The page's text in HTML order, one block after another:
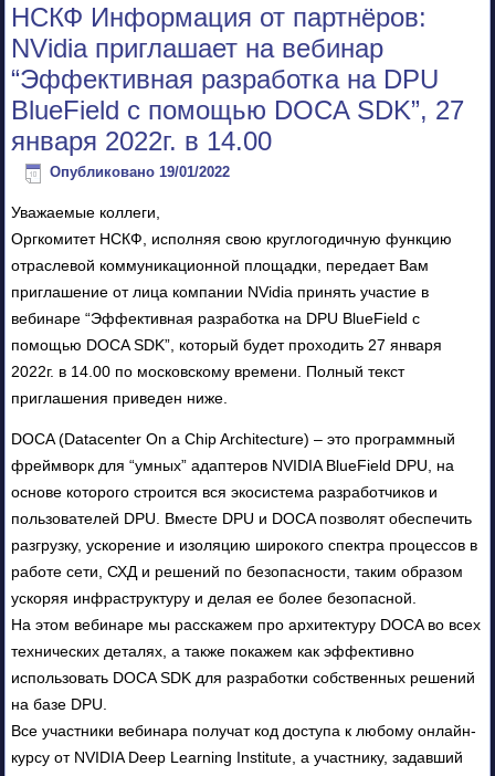
НСКФ Информация от партнёров:
NVidia приглашает на вебинар
“Эффективная разработка на DPU
BlueField с помощью DOCA SDK”, 27
января 2022г. в 14.00
Опубликовано 19/01/2022
Уважаемые коллеги,
Оргкомитет НСКФ, исполняя свою круглогодичную функцию
отраслевой коммуникационной площадки, передает Вам
приглашение от лица компании NVidia принять участие в
вебинаре “Эффективная разработка на DPU BlueField с
помощью DOCA SDK”, который будет проходить 27 января
2022г. в 14.00 по московскому времени. Полный текст
приглашения приведен ниже.
DOCA (Datacenter On a Chip Architecture) – это программный
фреймворк для “умных” адаптеров NVIDIA BlueField DPU, на
основе которого строится вся экосистема разработчиков и
пользователей DPU. Вместе DPU и DOCA позволят обеспечить
разгрузку, ускорение и изоляцию широкого спектра процессов в
работе сети, СХД и решений по безопасности, таким образом
ускоряя инфраструктуру и делая ее более безопасной.
На этом вебинаре мы расскажем про архитектуру DOCA во всех
технических деталях, а также покажем как эффективно
использовать DOCA SDK для разработки собственных решений
на базе DPU.
Все участники вебинара получат код доступа к любому онлайн-
курсу от NVIDIA Deep Learning Institute, а участнику, задавший